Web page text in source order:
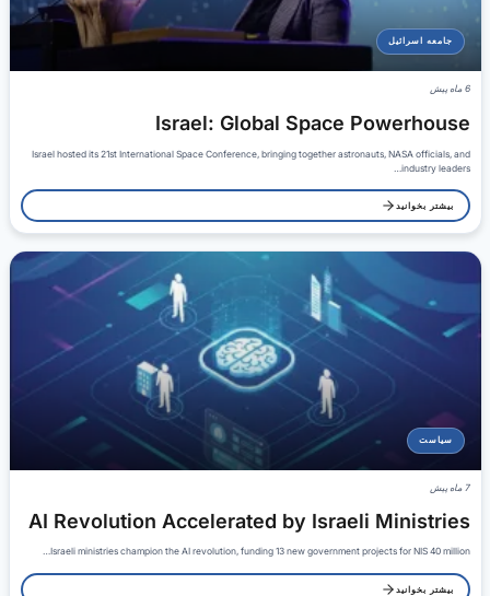
جامعه اسرائیل
6 ماه پیش
Israel: Global Space Powerhouse
Israel hosted its 21st International Space Conference, bringing together astronauts, NASA officials, and
industry leaders…
بیشتر بخوانید
سیاست
7 ماه پیش
AI Revolution Accelerated by Israeli Ministries
Israeli ministries champion the AI revolution, funding 13 new government projects for NIS 40 million…
بیشتر بخوانید